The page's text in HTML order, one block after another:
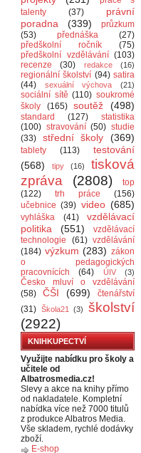
talenty
(37)
právní
poradna
(339)
průzkum
(53)
přednáška
(27)
předškolní ročník
(75)
předškolní vzdělávání (103)
recenze
(30) redakce (16)
regionální školství (94) satira
(44)
sexuální výchova (21)
sociální sítě (110) soukromé
školy
(165) soutěž (498)
standard (127)
statistika
(100) stravování (50) studie
(33)
střední školy (369)
tablety (113)
testování
(568)
tipy (16)
tisková
zpráva
(2808)
top
(122)
trh práce
(156)
učebnice (39) video (685)
vyhláška (41)
vzdělávací
politika
(551)
vzdělávací
technologie
(61) vzdělávání
(184) výzkum (283) zákon
o pedagogických
pracovnících
(64) ÚIV (3)
Česko mluví o vzdělávání
(58)
ČŠI (699)
čtenářství
(31) Škola21 (3)
školství
(2922)
KNIHKUPECTVÍ
Využijte nabídku pro školy a
učitele od
Albatrosmedia.cz!
Slevy a akce na knihy přímo
od nakladatele. Kompletní
nabídka více než 7000 titulů
z produkce Albatros Media.
Vše skladem, rychlé dodávky
zboží.
E-shop